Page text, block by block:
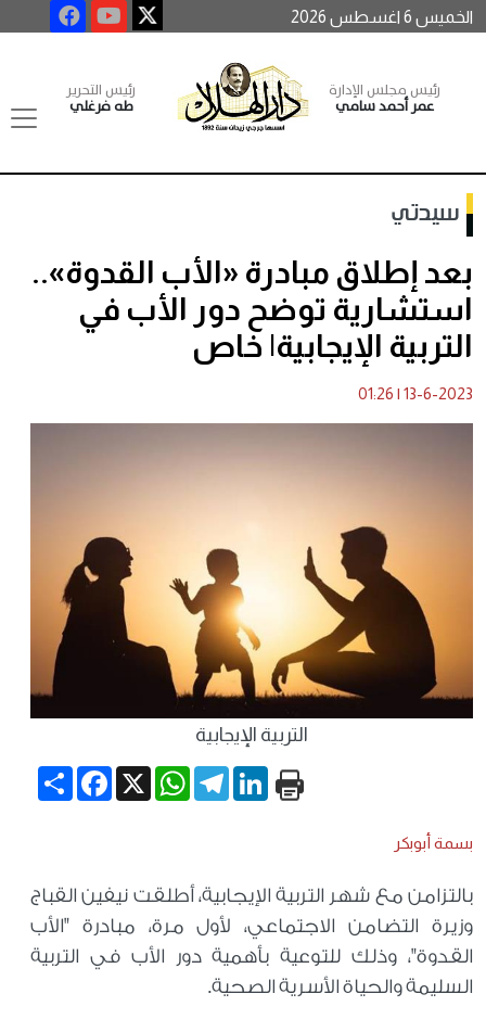
الخميس 6 اغسطس 2026
رئيس مجلس الإدارة
عمر أحمد سامي
رئيس التحرير
طه فرغلي
سيدتي
بعد إطلاق مبادرة «الأب القدوة»..
استشارية توضح دور الأب في
التربية الإيجابية| خاص
13-6-2023
|
01:26
التربية الإيجابية
Share
Facebook X
WhatsApp
TelegramLinkedIn
بسمة أبوبكر
بالتزامن مع شهر التربية الإيجابية، أطلقت نيفين القباج
وزيرة التضامن الاجتماعي، لأول مرة، مبادرة "الأب
القدوة"، وذلك للتوعية بأهمية دور الأب في التربية
السليمة والحياة الأسرية الصحية.